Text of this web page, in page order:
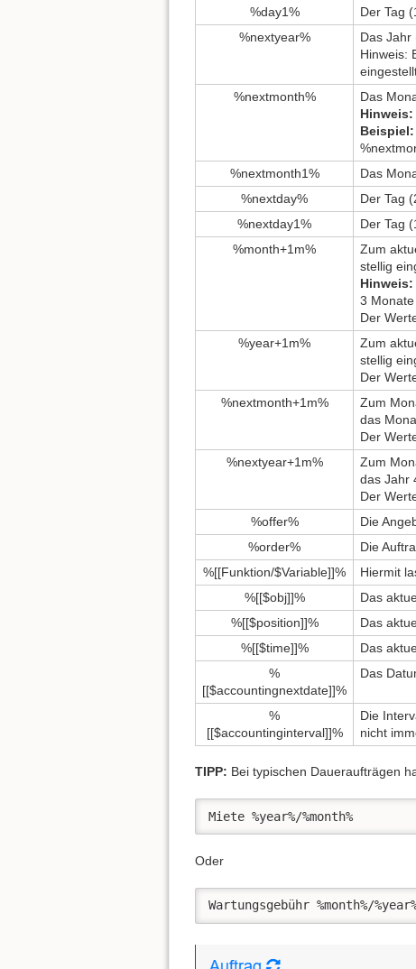
%day1%
Der Tag
%nextyear%
Das Jahr
Hinweis:
%nextmonth%
Das
Hinweis:
Beispiel:
%nextmonth1%
Das
%nextday%
Der Tag
%nextday1%
Der Tag
%month+1m%
Zum
stellig
Hinweis:
3
Der
%year+1m%
Zum
stellig
Der
%nextmonth+1m%
Zum
das
Der
%nextyear+1m%
Zum
das Jahr
Der
%offer%
Die
%order%
Die
%[[Funktion/$Variable]]%
Hiermit
%[[$obj]]%
Das
%[[$position]]%
Das
%[[$time]]%
Das
%
[[$accountingnextdate]]%
Das
%
[[$accountinginterval]]%
Die
nicht
TIPP: Bei typischen Daueraufträgen
Miete %year%/%month%
Oder
Wartungsgebühr %month%/